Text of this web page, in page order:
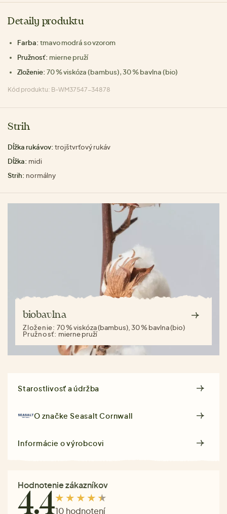
Detaily produktu
Farba: tmavo modrá so vzorom
Pružnosť: mierne pruží
Zloženie: 70 % viskóza (bambus), 30 % bavlna (bio)
Kód produktu: B-WM37547-34878
Strih
Dĺžka rukávov: trojštvrťový rukáv
Dĺžka: midi
Strih: normálny
biobavlna
Zloženie: 70 % viskóza (bambus), 30 % bavlna (bio)
Pružnosť: mierne pruží
Starostlivosť a údržba
O značkeSeasalt Cornwall
Informácie o výrobcovi
Hodnotenie zákazníkov
4.410 hodnotení